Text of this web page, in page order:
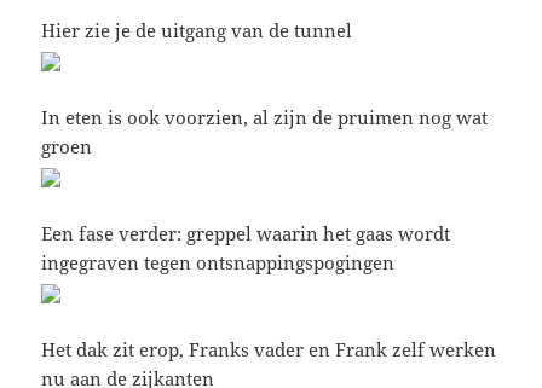
Hier zie je de uitgang van de tunnel
In eten is ook voorzien, al zijn de pruimen nog wat
groen
Een fase verder: greppel waarin het gaas wordt
ingegraven tegen ontsnappingspogingen
Het dak zit erop, Franks vader en Frank zelf werken
nu aan de zijkanten